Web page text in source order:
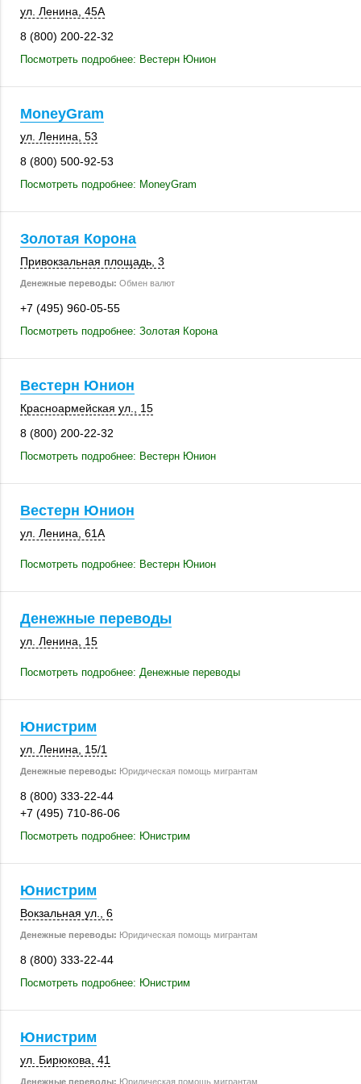
ул. Ленина 45А
8 (800) 200-22-32
Посмотреть подробнее: Вестерн Юнион
MoneyGram
ул. Ленина, 53
8 (800) 500-92-53
Посмотреть подробнее: MoneyGram
Золотая Корона
Привокзальная площадь, 3
Денежные переводы: Обмен валют
+7 (495) 960-05-55
Посмотреть подробнее: Золотая Корона
Вестерн Юнион
Красноармейская ул., 15
8 (800) 200-22-32
Посмотреть подробнее: Вестерн Юнион
Вестерн Юнион
ул. Ленина 61А
Посмотреть подробнее: Вестерн Юнион
Денежные переводы
ул. Ленина, 15
Посмотреть подробнее: Денежные переводы
Юнистрим
ул. Ленина 15/1
Денежные переводы: Юридическая помощь мигрантам
8 (800) 333-22-44
+7 (495) 710-86-06
Посмотреть подробнее: Юнистрим
Юнистрим
Вокзальная ул., 6
Денежные переводы: Юридическая помощь мигрантам
8 (800) 333-22-44
Посмотреть подробнее: Юнистрим
Юнистрим
ул. Бирюкова, 41
Денежные переводы: Юридическая помощь мигрантам